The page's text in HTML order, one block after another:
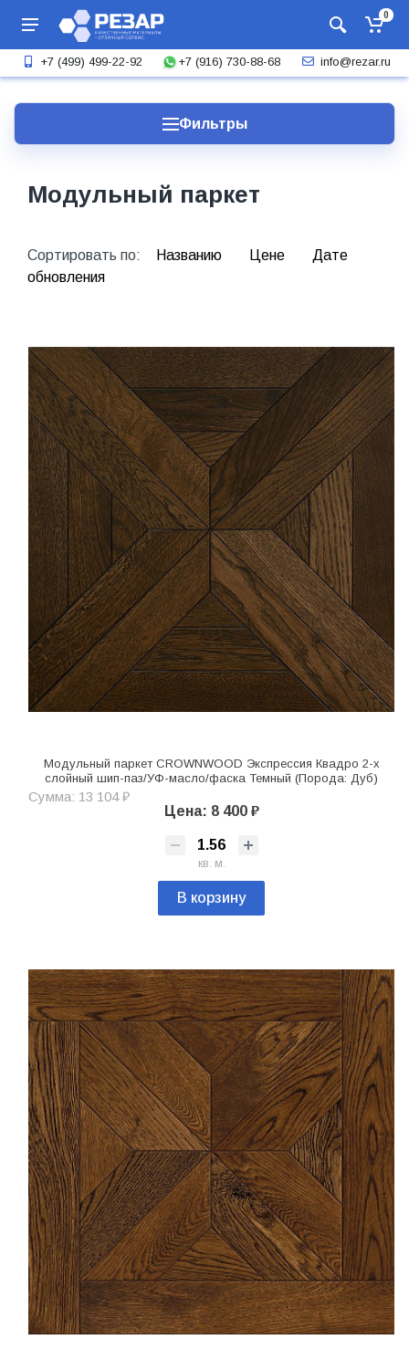
0
+7 (499) 499-22-92 +7 (916) 730-88-68 info@rezar.ru
Фильтры
Модульный паркет
Сортировать по: Названию Цене
Дате
обновления
Модульный паркет CROWNWOOD Экспрессия Квадро 2-х
слойный шип-паз/УФ-масло/фаска Темный (Порода: Дуб)
Сумма: 13 104 ₽
Цена: 8 400 ₽
кв. м.
В корзину